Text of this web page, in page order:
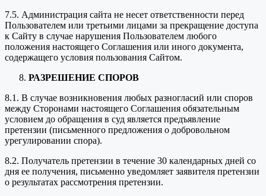
7.5. Администрация сайта не несет ответственности перед
Пользователем или третьими лицами за прекращение доступа
к Сайту в случае нарушения Пользователем любого
положения настоящего Соглашения или иного документа,
содержащего условия пользования Сайтом.
РАЗРЕШЕНИЕ СПОРОВ
8.1. В случае возникновения любых разногласий или споров
между Сторонами настоящего Соглашения обязательным
условием до обращения в суд является предъявление
претензии (письменного предложения о добровольном
урегулировании спора).
8.2. Получатель претензии в течение 30 календарных дней со
дня ее получения, письменно уведомляет заявителя претензии
о результатах рассмотрения претензии.